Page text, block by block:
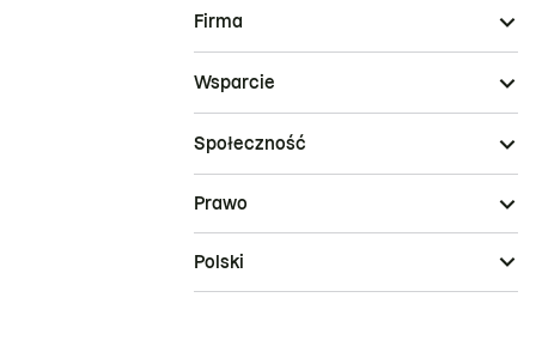
Firma
Wsparcie
Społeczność
Prawo
Polski